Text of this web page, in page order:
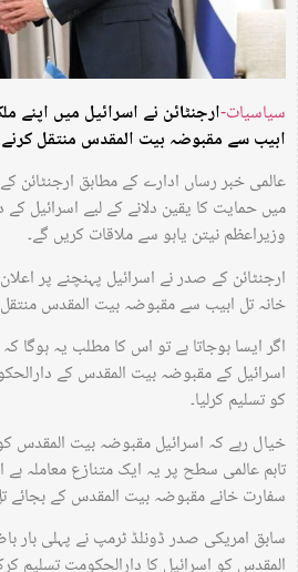
سیاسیات-ارجنٹائن نے اسرائیل میں اپنے
ابیب سے مقبوضہ بیت المقدس منتقل کرنے
عالمی خبر رساں ادارے کے مطابق
میں حمایت کا یقین دلانے کے لیے اسرائیل
وزیراعظم نیتن یاہو سے ملاقات کریں گے۔
ارجنٹائن کے صدر نے اسرائیل پہنچنے پر
خانہ تل ابیب سے مقبوضہ بیت المقدس منتقل
اگر ایسا ہوجاتا ہے تو اس کا مطلب یہ ہوگا
اسرائیل کے مقبوضہ بیت المقدس کے
کو تسلیم کرلیا۔
خیال رہے کہ اسرائیل مقبوضہ بیت المقدس کو
تاہم عالمی سطح پر یہ ایک متنازع معاملہ ہے
سفارت خانے مقبوضہ بیت المقدس کے بجائے
سابق امریکی صدر ڈونلڈ ٹرمپ نے پہلی بار
المقدس کو اسرائیل کا دارالحکومت تسلیم